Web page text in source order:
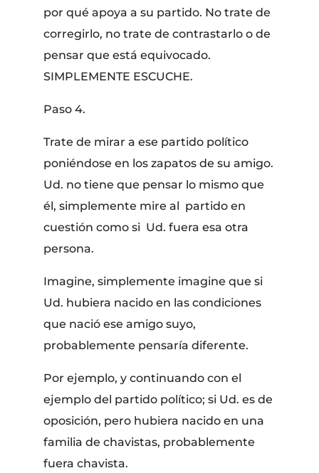
por qué apoya a su partido. No trate de
corregirlo, no trate de contrastarlo o de
pensar que está equivocado.
SIMPLEMENTE ESCUCHE.
Paso 4.
Trate de mirar a ese partido político
poniéndose en los zapatos de su amigo.
Ud. no tiene que pensar lo mismo que
él, simplemente mire al partido en
cuestión como si Ud. fuera esa otra
persona.
Imagine, simplemente imagine que si
Ud. hubiera nacido en las condiciones
que nació ese amigo suyo,
probablemente pensaría diferente.
Por ejemplo, y continuando con el
ejemplo del partido político; si Ud. es de
oposición, pero hubiera nacido en una
familia de chavistas, probablemente
fuera chavista.